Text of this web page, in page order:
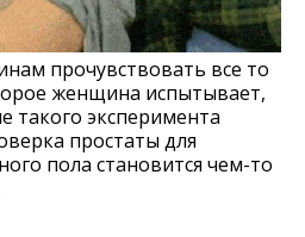
прочувствовать все то
женщина испытывает,
такого эксперимента
простаты для
пола становится чем-то